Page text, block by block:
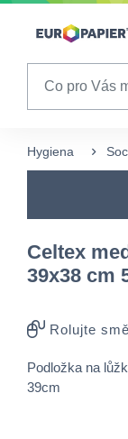
Table Of Content
Hygiena
Celtex
39x38 cm
Rolujte
Podložka na
39cm